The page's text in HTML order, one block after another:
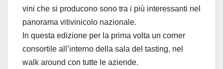
vini che si producono sono tra i più interessanti nel
panorama vitivinicolo nazionale.
In questa edizione per la prima volta un corner
consortile all’interno della sala del tasting, nel
walk around con tutte le aziende.